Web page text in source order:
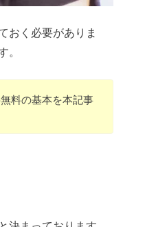
おく必要がありま
。
料の基本を本記事